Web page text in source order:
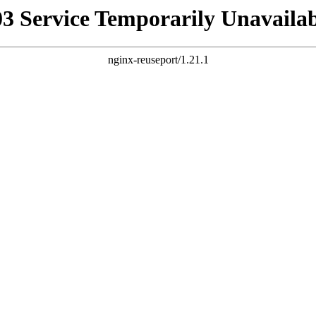
Service Temporarily
nginx-reuseport/1.21.1